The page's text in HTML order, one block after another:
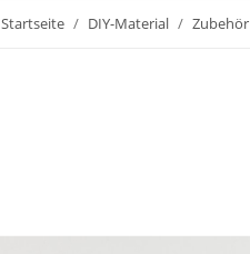
Startseite DIY-Material Zubehör